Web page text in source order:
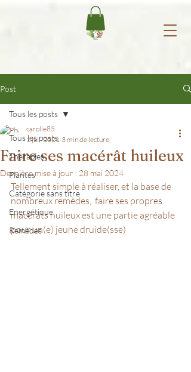
Post
Tous les posts
Thérapies
Plantes
Catégorie sans titre
Energétique
Remèdes
Tous les posts
Faire ses macérât huileux
carolle85
1 juil. 2021 3 min de lecture
Dernière mise à jour : 28 mai 2024
Tellement simple à réaliser, et la base de
nombreux remèdes,  faire ses propres
macérâts huileux est une partie agréable
pour un(e) jeune druide(sse)